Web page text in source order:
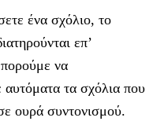
ένα σχόλιο, το
επ’
να
αυτόματα τα σχόλια που
ουρά συντονισμού.